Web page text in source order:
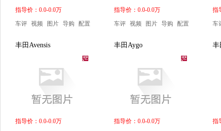
指导价：0.0-0.0万
车评 视频 图片 导购 配置
指导价：0.0-0.0万
车评 视频 图片 导购 配置
指
车
丰田Avensis
指导价：0.0-0.0万
丰田Aygo
指导价：0.0-0.0万
丰
指